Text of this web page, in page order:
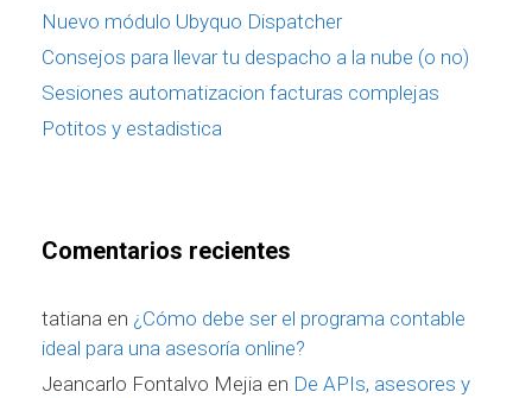
Nuevo módulo Ubyquo Dispatcher
Consejos para llevar tu despacho a la nube (o no)
Sesiones automatizacion facturas complejas
Potitos y estadistica
Comentarios recientes
tatiana en ¿Cómo debe ser el programa contable
ideal para una asesoría online?
Jeancarlo Fontalvo Mejia en De APIs, asesores y